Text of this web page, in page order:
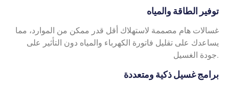
توفير الطاقة والمياه
غسالات هام مصممة لاستهلاك أقل قدر ممكن من الموارد، مما
يساعدك على تقليل فاتورة الكهرباء والمياه دون التأثير على
جودة الغسيل.
برامج غسيل ذكية ومتعددة